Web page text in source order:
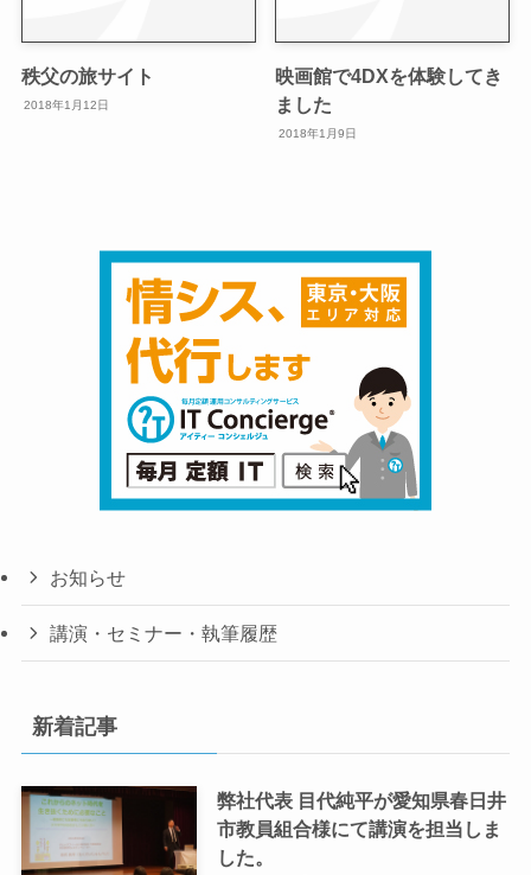
秩父の旅サイト
2018年1月12日
映画館で4DXを体験してき
ました
2018年1月9日
お知らせ
講演・セミナー・執筆履歴
新着記事
弊社代表 目代純平が愛知県春日井
市教員組合様にて講演を担当しま
した。